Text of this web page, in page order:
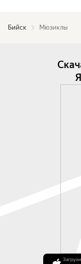
Бийск Мюзиклы